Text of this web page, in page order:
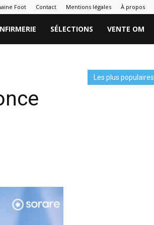
Foot Contact Mentions légales À propos
SÉLECTIONS VENTE OM
Les plus populaires